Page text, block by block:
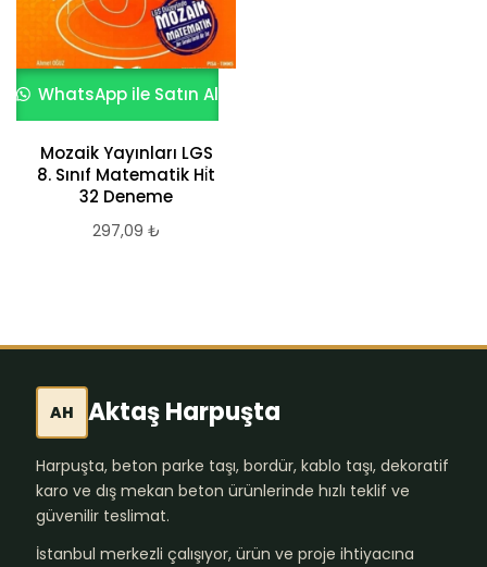
WhatsApp ile Satın Al
Mozaik Yayınları LGS
8. Sınıf Matematik Hi̇t
32 Deneme
297,09 ₺
AH Aktaş Harpuşta
Harpuşta, beton parke taşı, bordür, kablo taşı, dekoratif
karo ve dış mekan beton ürünlerinde hızlı teklif ve
güvenilir teslimat.
İstanbul merkezli çalışıyor, ürün ve proje ihtiyacına